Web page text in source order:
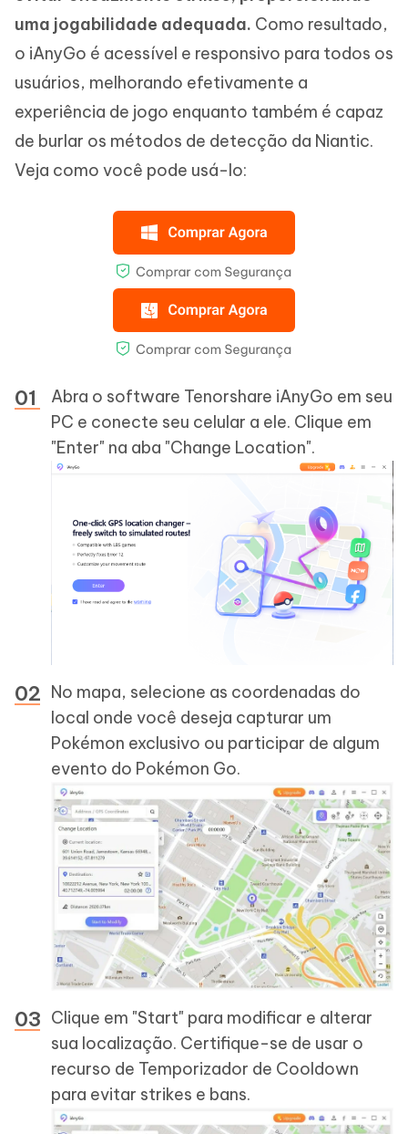
uma jogabilidade adequada. Como resultado,
o iAnyGo é acessível e responsivo para todos os
usuários, melhorando efetivamente a
experiência de jogo enquanto também é capaz
de burlar os métodos de detecção da Niantic.
Veja como você pode usá-lo:
Abra o software Tenorshare iAnyGo em seu
PC e conecte seu celular a ele. Clique em
"Enter" na aba "Change Location".
No mapa, selecione as coordenadas do
local onde você deseja capturar um
Pokémon exclusivo ou participar de algum
evento do Pokémon Go.
Clique em "Start" para modificar e alterar
sua localização. Certifique-se de usar o
recurso de Temporizador de Cooldown
para evitar strikes e bans.